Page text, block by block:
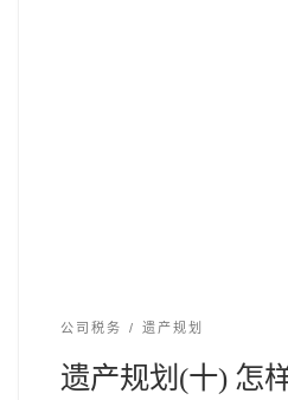
公司税务 遗产规划
遗产规划(十) 怎